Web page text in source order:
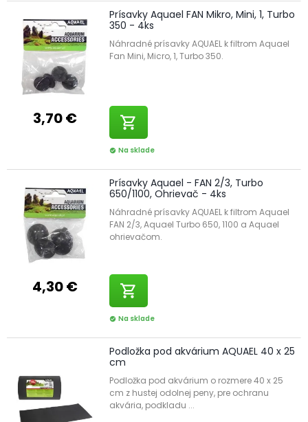
3,70 €
Prísavky Aquael FAN Mikro, Mini, 1, Turbo
350 - 4ks
Náhradné prísavky AQUAEL k filtrom Aquael
Fan Mini, Micro, 1, Turbo 350.
shopping_cart
check_circle Na sklade
4,30 €
Prísavky Aquael - FAN 2/3, Turbo
650/1100, Ohrievač - 4ks
Náhradné prísavky AQUAEL k filtrom Aquael
FAN 2/3, Aquael Turbo 650, 1100 a Aquael
ohrievačom.
shopping_cart
check_circle Na sklade
Podložka pod akvárium AQUAEL 40 x 25
cm
Podložka pod akvárium o rozmere 40 x 25
cm z hustej odolnej peny, pre ochranu
akvária, podkladu ...